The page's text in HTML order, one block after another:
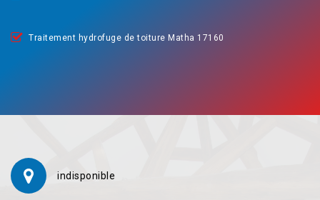
Traitement hydrofuge de toiture Matha 17160
indisponible